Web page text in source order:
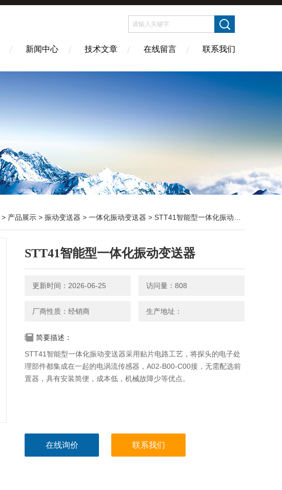
新闻中心 技术文章 在线留言 联系我们
> 产品展示 > 振动变送器 > 一体化振动变送器 > STT41智能型一体化振动变送器
STT41智能型一体化振动变送器
更新时间：2026-06-25 访问量：808
厂商性质：经销商 生产地址：
简要描述：
STT41智能型一体化振动变送器采用贴片电路工艺，将探头的电子处
理部件都集成在一起的电涡流传感器，A02-B00-C00接，无需配选前
置器，具有安装简便，成本低，机械故障少等优点。
在线询价 联系我们